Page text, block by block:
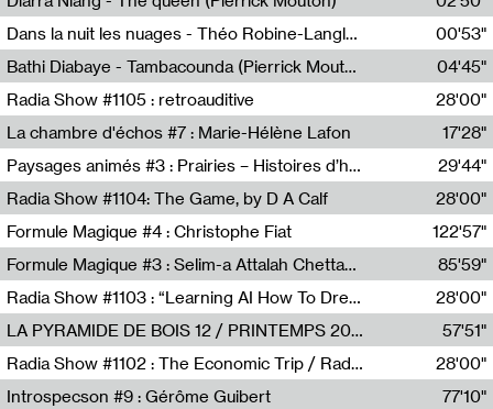
Pierrick Mouton,Diarra Niang
Dans la nuit les nuages - Théo Robine-Langlois
Théo Robine-Langlois,LD Beat
00'53"
Bathi Diabaye - Tambacounda (Pierrick Mouton)
Pierrick Mouton,Bathi Diabaye
04'45"
Radia Show #1105 : retroauditive
Soundart Radio
28'00"
La chambre d'échos #7 : Marie-Hélène Lafon
Revue Les Chambres,Marie-Hélène Lafon
17'28"
Paysages animés #3 : Prairies – Histoires d’herbes et d’humains
Anne Simon
29'44"
Radia Show #1104: The Game, by D A Calf
Radio One NZ
28'00"
Formule Magique #4 : Christophe Fiat
Nathalie Lacroix
122'57"
Formule Magique #3 : Selim-a Attalah Chettaoui
Nathalie Lacroix,Selim-a Attalah Chettaoui
85'59"
Radia Show #1103 : “Learning AI How To Dream” by Sebastian Dingens (Radio Campus Bruxelles)
Radio Campus Bruxelles
28'00"
LA PYRAMIDE DE BOIS 12 / PRINTEMPS 2026
Sammy Stein
57'51"
Radia Show #1102 : The Economic Trip / Radio Grenouille
Radio Grenouille
28'00"
Introspecson #9 : Gérôme Guibert
77'10"